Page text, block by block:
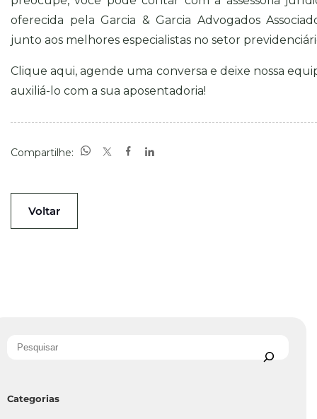
oferecida pela Garcia & Garcia Advogados
junto aos melhores especialistas no setor
Clique aqui, agende uma conversa e deixe nossa
auxiliá-lo com a sua aposentadoria!
Compartilhe:
Voltar
Categorias